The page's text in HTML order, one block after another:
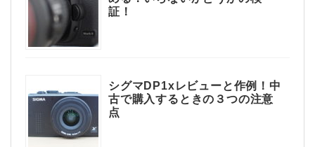
証！
シグマDP1xレビューと作例！中
古で購入するときの３つの注意
点